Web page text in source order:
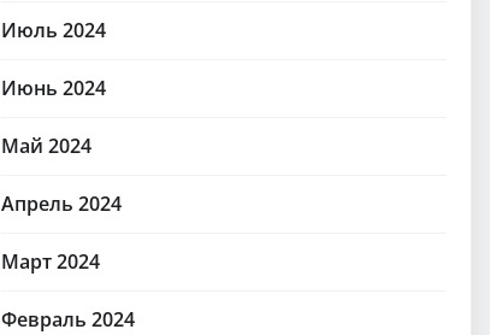
Июль 2024
Июнь 2024
Май 2024
Апрель 2024
Март 2024
Февраль 2024